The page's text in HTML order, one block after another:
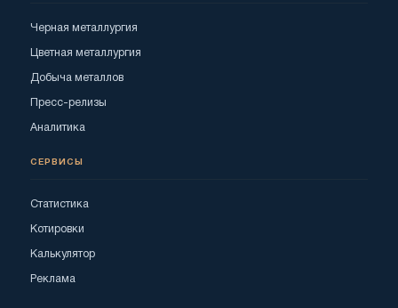
Черная металлургия
Цветная металлургия
Добыча металлов
Пресс-релизы
Аналитика
СЕРВИСЫ
Статистика
Котировки
Калькулятор
Реклама